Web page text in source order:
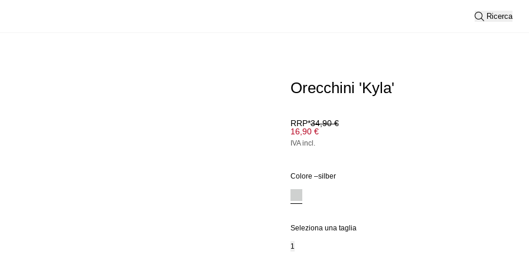
Ricerca
Orecchini 'Kyla'
RRP*34,90 €
16,90 €
IVA incl.
Colore –silber
Seleziona una taglia
1